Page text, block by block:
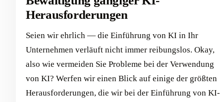
Herausforderungen
Seien wir ehrlich — die Einführung von KI in Ihr
Unternehmen verläuft nicht immer reibungslos. Okay,
also wie vermeiden Sie Probleme bei der Verwendung
von KI? Werfen wir einen Blick auf einige der größten
Herausforderungen, die wir bei der Einführung von KI-